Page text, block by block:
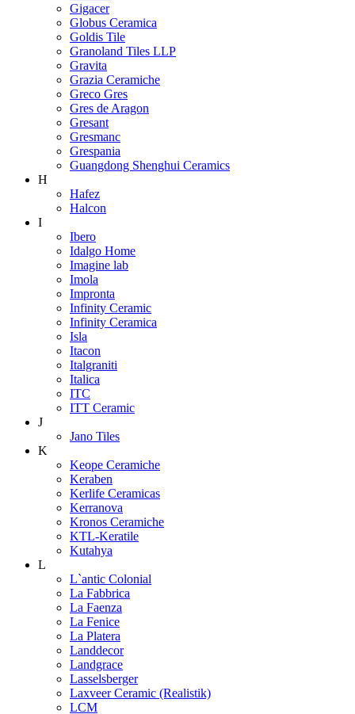
Gigacer
Globus Ceramica
Goldis Tile
Granoland Tiles LLP
Gravita
Grazia Ceramiche
Greco Gres
Gres de Aragon
Gresant
Gresmanc
Grespania
Guangdong Shenghui Ceramics
H
Hafez
Halcon
I
Ibero
Idalgo Home
Imagine lab
Imola
Impronta
Infinity Ceramic
Infinity Ceramica
Isla
Itacon
Italgraniti
Italica
ITC
ITT Ceramic
J
Jano Tiles
K
Keope Ceramiche
Keraben
Kerlife Ceramicas
Kerranova
Kronos Ceramiche
KTL-Keratile
Kutahya
L
L`antic Colonial
La Fabbrica
La Faenza
La Fenice
La Platera
Landdecor
Landgrace
Lasselsberger
Laxveer Ceramic (Realistik)
LCM